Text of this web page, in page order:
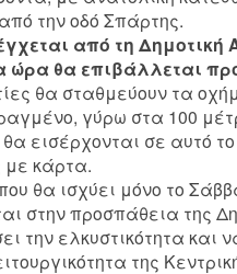
την οδό Σπάρτης.
από τη Δημοτική
ώρα θα επιβάλλεται
θα σταθμεύουν τα
γύρω στα 100
εισέρχονται σε αυτό
με κάρτα.
θα ισχύει μόνο το
στην προσπάθεια της
την ελκυστικότητα και
της